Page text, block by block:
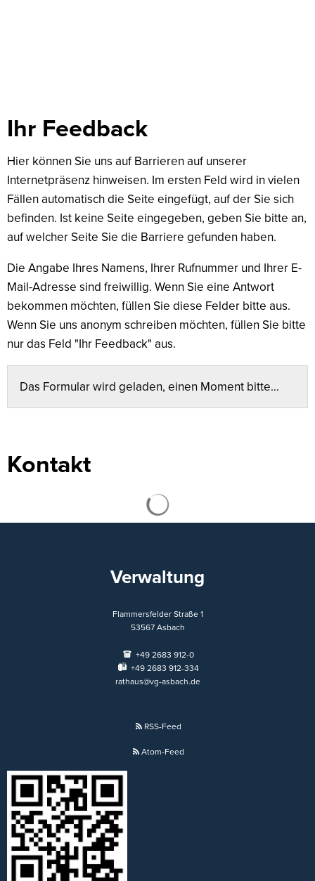
Feedback
Ihr Feedback
Hier können Sie uns auf Barrieren auf unserer
Internetpräsenz hinweisen. Im ersten Feld wird in vielen
Fällen automatisch die Seite eingefügt, auf der Sie sich
befinden. Ist keine Seite eingegeben, geben Sie bitte an,
auf welcher Seite Sie die Barriere gefunden haben.
Die Angabe Ihres Namens, Ihrer Rufnummer und Ihrer E-
Mail-Adresse sind freiwillig. Wenn Sie eine Antwort
bekommen möchten, füllen Sie diese Felder bitte aus.
Wenn Sie uns anonym schreiben möchten, füllen Sie bitte
nur das Feld "Ihr Feedback" aus.
Das Formular wird geladen, einen Moment bitte…
Kontakt
Verwaltung
Flammersfelder Straße 1
53567 Asbach
+49 2683 912-0
+49 2683 912-334
rathaus@vg-asbach.de
RSS-Feed
Atom-Feed